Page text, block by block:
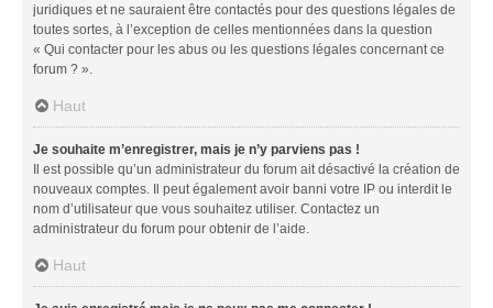
juridiques et ne sauraient être contactés pour des questions légales de
toutes sortes, à l’exception de celles mentionnées dans la question
« Qui contacter pour les abus ou les questions légales concernant ce
forum ? ».
Haut
Je souhaite m’enregistrer, mais je n’y parviens pas !
Il est possible qu’un administrateur du forum ait désactivé la création de
nouveaux comptes. Il peut également avoir banni votre IP ou interdit le
nom d’utilisateur que vous souhaitez utiliser. Contactez un
administrateur du forum pour obtenir de l’aide.
Haut